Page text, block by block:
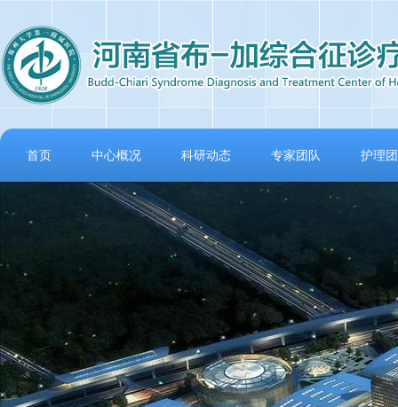
首页 中心概况 科研动态 专家团队 护理